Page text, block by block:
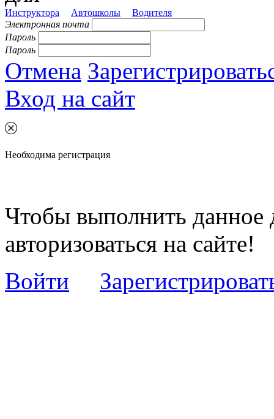
Инструктора Автошколы
Водителя
Электронная почта
Пароль
Пароль
Отмена
Вход на сайт
Необходима регистрация
Чтобы выполнить данное
авторизоваться на сайте!
Войти